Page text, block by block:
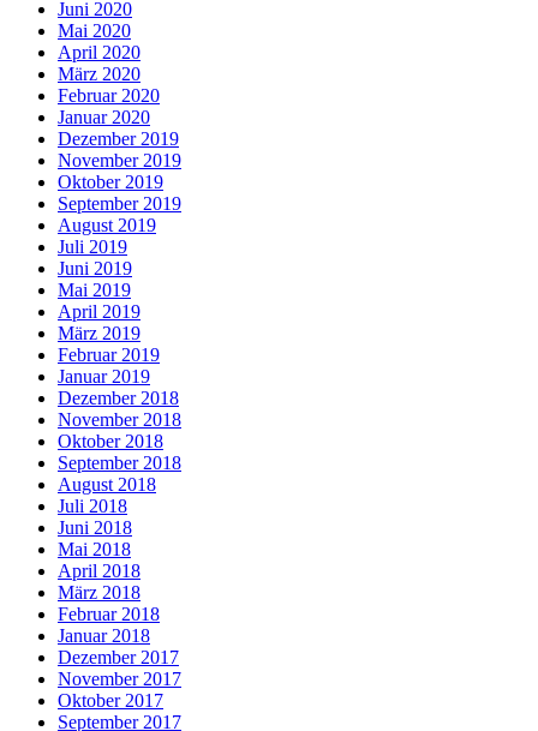
Juni 2020
Mai 2020
April 2020
März 2020
Februar 2020
Januar 2020
Dezember 2019
November 2019
Oktober 2019
September 2019
August 2019
Juli 2019
Juni 2019
Mai 2019
April 2019
März 2019
Februar 2019
Januar 2019
Dezember 2018
November 2018
Oktober 2018
September 2018
August 2018
Juli 2018
Juni 2018
Mai 2018
April 2018
März 2018
Februar 2018
Januar 2018
Dezember 2017
November 2017
Oktober 2017
September 2017